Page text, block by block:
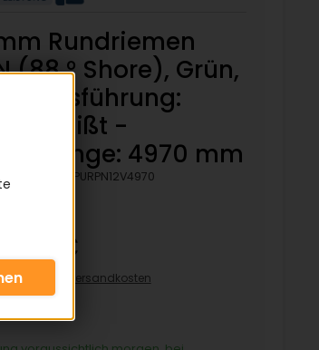
Rundriemen
(88 ° Shore), Grün,
- Ausführung:
-
4970 mm
KPURPN12V4970
€
MwSt zzgl.
Versandkosten
pro Stück